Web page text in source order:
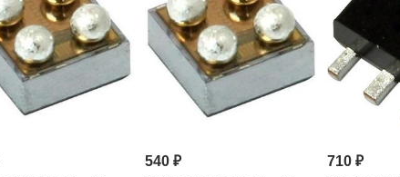
540₽ 710₽